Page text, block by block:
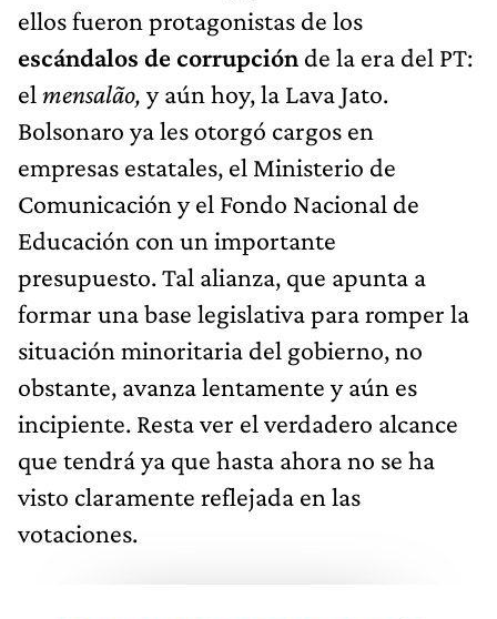
ellos fueron protagonistas de los
escándalos de corrupción de la era del PT:
el mensalão, y aún hoy, la Lava Jato.
Bolsonaro ya les otorgó cargos en
empresas estatales, el Ministerio de
Comunicación y el Fondo Nacional de
Educación con un importante
presupuesto. Tal alianza, que apunta a
formar una base legislativa para romper la
situación minoritaria del gobierno, no
obstante, avanza lentamente y aún es
incipiente. Resta ver el verdadero alcance
que tendrá ya que hasta ahora no se ha
visto claramente reflejada en las
votaciones.